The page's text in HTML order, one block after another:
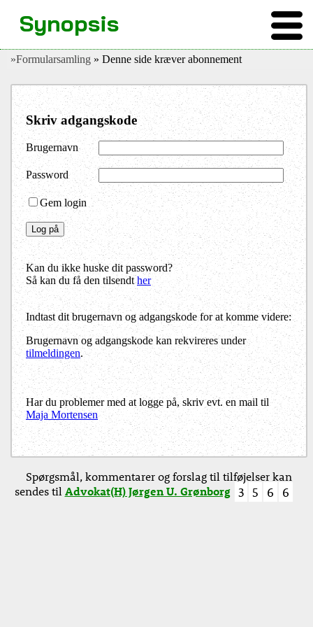
»Formularsamling » Denne side kræver abonnement
Skriv adgangskode
Brugernavn
Password
Gem login
Kan du ikke huske dit password?
Så kan du få den tilsendther
Indtast dit brugernavn og adgangskode for at komme videre:
Brugernavn og adgangskode kan rekvireres under
tilmeldingen.
Har du problemer med at logge på, skriv evt. en mail til
Maja Mortensen
Synopsis
Spørgsmål, kommentarer og forslag til tilføjelser kan
sendes tilAdvokat(H) Jørgen U. Grønborg 3 5 6 6